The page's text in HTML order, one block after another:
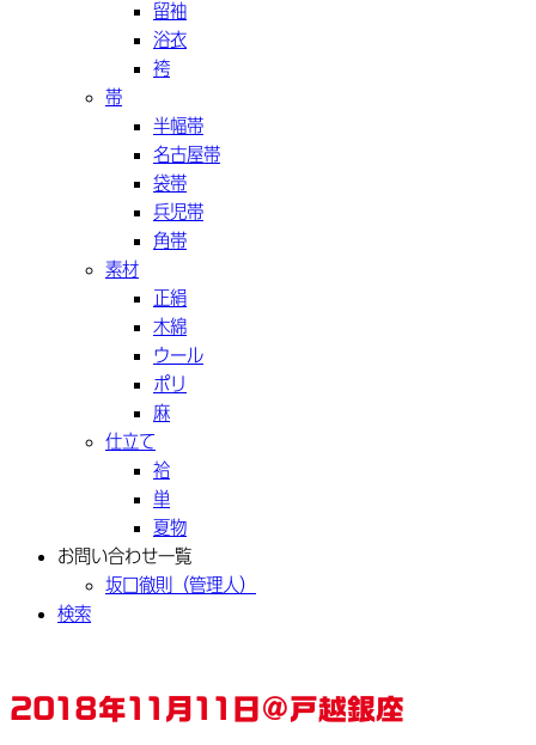
留袖
浴衣
袴
帯
半幅帯
名古屋帯
袋帯
兵児帯
角帯
素材
正絹
木綿
ウール
ポリ
麻
仕立て
袷
単
夏物
お問い合わせ一覧
坂口徹則（管理人）
検索
2018年11月11日@戸越銀座